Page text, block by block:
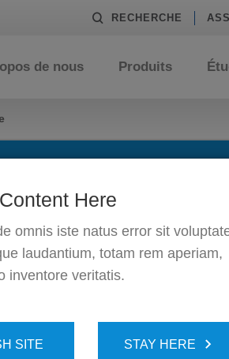
Here
omnis iste natus error sit
laudantium, totam rem aperiam,
inventore veritatis.
SITE STAY HERE
RECHERCHE
de nous Produits